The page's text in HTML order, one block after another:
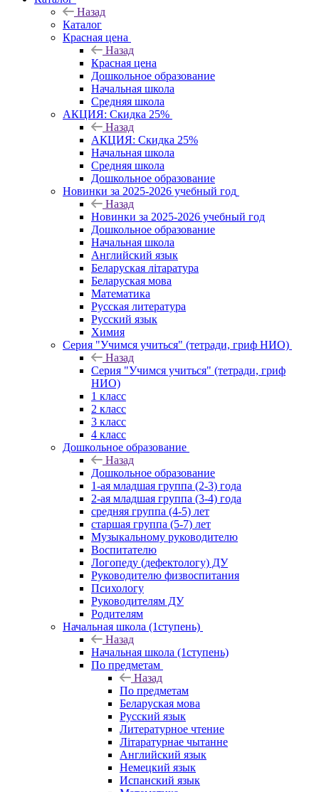
Назад
Каталог
Красная цена
Назад
Красная цена
Дошкольное образование
Начальная школа
Средняя школа
АКЦИЯ: Скидка 25%
Назад
АКЦИЯ: Скидка 25%
Начальная школа
Средняя школа
Дошкольное образование
Новинки за 2025-2026 учебный год
Назад
Новинки за 2025-2026 учебный год
Дошкольное образование
Начальная школа
Английский язык
Беларуская літаратура
Беларуская мова
Математика
Русская литература
Русский язык
Химия
Серия "Учимся учиться" (тетради, гриф НИО)
Назад
Серия "Учимся учиться" (тетради, гриф
НИО)
1 класс
2 класс
3 класс
4 класс
Дошкольное образование
Назад
Дошкольное образование
1-ая младшая группа (2-3) года
2-ая младшая группа (3-4) года
средняя группа (4-5) лет
старшая группа (5-7) лет
Музыкальному руководителю
Воспитателю
Логопеду (дефектологу) ДУ
Руководителю физвоспитания
Психологу
Руководителям ДУ
Родителям
Начальная школа (1ступень)
Назад
Начальная школа (1ступень)
По предметам
Назад
По предметам
Беларуская мова
Русский язык
Литературное чтение
Літаратурнае чытанне
Английский язык
Немецкий язык
Испанский язык